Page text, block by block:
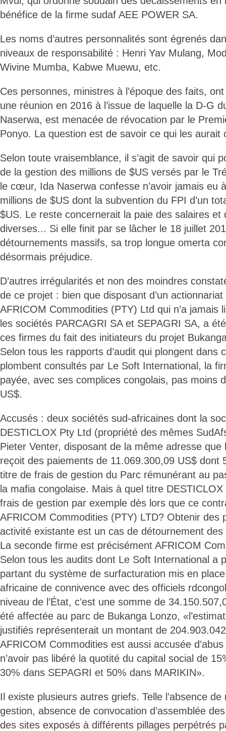
bénéfice de la firme sudaf AEE POWER SA.
Les noms d’autres personnalités sont égrenés
niveaux de responsabilité : Henri Yav Mulang,
Wivine Mumba, Kabwe Muewu, etc.
Ces personnes, ministres à l’époque des faits,
une réunion en 2016 à l’issue de laquelle la D-G
Naserwa, est menacée de révocation par le
Ponyo. La question est de savoir ce qui les
Selon toute vraisemblance, il s’agit de savoir qui
de la gestion des millions de $US versés par le
le cœur, Ida Naserwa confesse n’avoir jamais eu
millions de $US dont la subvention du FPI d’un
$US. Le reste concernerait la paie des salaires et
diverses... Si elle finit par se lâcher le 18 juillet
détournements massifs, sa trop longue omerta
désormais préjudice.
D’autres irrégularités et non des moindres
de ce projet : bien que disposant d’un
AFRICOM Commodities (PTY) Ltd qui n’a jamais
les sociétés PARCAGRI SA et SEPAGRI SA, a
ces firmes du fait des initiateurs du projet
Selon tous les rapports d’audit qui plongent dans
plombent consultés par Le Soft International, la
payée, avec ses complices congolais, pas moins
US$.
Accusés : deux sociétés sud-africaines dont la
DESTICLOX Pty Ltd (propriété des mêmes
Pieter Venter, disposant de la même adresse
reçoit des paiements de 11.069.300,09 US$ dont
titre de frais de gestion du Parc rémunérant au
la mafia congolaise. Mais à quel titre
frais de gestion par exemple dès lors que ce
AFRICOM Commodities (PTY) LTD? Obtenir des
activité existante est un cas de détournement
La seconde firme est précisément AFRICOM
Selon tous les audits dont Le Soft International a
partant du système de surfacturation mis en
africaine de connivence avec des officiels
niveau de l’État, c’est une somme de
été affectée au parc de Bukanga Lonzo,
justifiés représenterait un montant de
AFRICOM Commodities est aussi accusée
n’avoir pas libéré la quotité du capital social de
30% dans SEPAGRI et 50% dans MARIKIN».
Il existe plusieurs autres griefs. Telle l’absence
gestion, absence de convocation d’assemblée
des sites exposés à différents pillages perpétrés